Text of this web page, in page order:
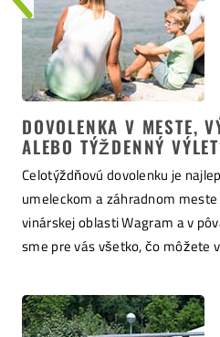
DOVOLENKA V MESTE,
ALEBO TÝŽDENNÝ
Celotýždňovú dovolenku je
umeleckom a záhradnom
vinárskej oblasti Wagram a v
sme pre vás všetko, čo môžete